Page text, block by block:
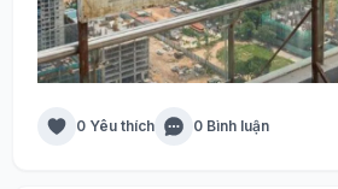
0 Yêu thích 0 Bình luận